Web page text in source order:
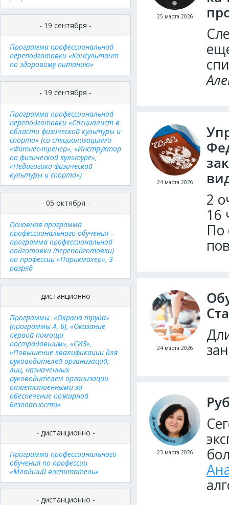
- 19 сентября -
Программа профессиональной
переподготовки «Консультант
по здоровому питанию»
- 19 сентября -
Программа профессиональной
переподготовки «Специалист в
области физической культуры и
спорта» (со специализациями
«Фитнес-тренер», «Инструктор
по физической культуре»,
«Педагогика физической
культуры и спорта»)
- 05 октября -
Основная программа
профессионального обучения –
программа профессиональной
подготовки (переподготовки)
по профессии «Парикмахер», 3
разряд
- дистанционно -
Программы: «Охрана труда»
(программы А, Б), «Оказание
первой помощи
пострадавшим», «СИЗ»,
«Повышение квалификации для
руководителей организаций,
лиц, назначенных
руководителем организации
ответственными за
обеспечение пожарной
безопасности»
- дистанционно -
Программа профессионального
обучения по профессии
«Младший воспитатель»
- дистанционно -
25 марта 2026
2
16
По
24 марта 2026
24 марта 2026
23 марта 2026